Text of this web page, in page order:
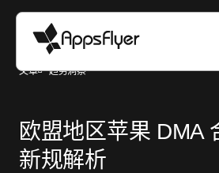
文章 趋势洞察
欧盟地区苹果 DMA
新规解析